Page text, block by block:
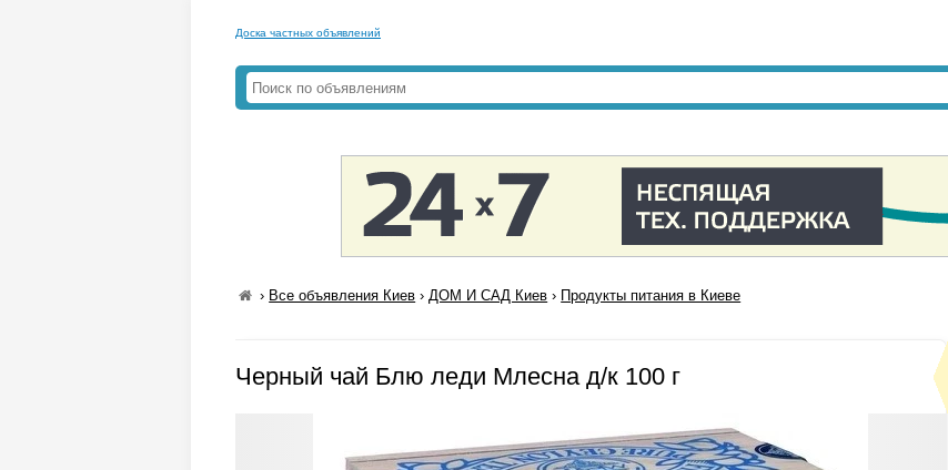
Доска частных объявлений
› Все объявления Киев ›ДОМ И САД Киев › Продукты питания в Киеве
Черный чай Блю леди Млесна д/к 100 г